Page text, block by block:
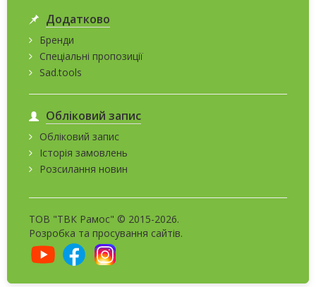
Додатково
Бренди
Спеціальні пропозиції
Sad.tools
Обліковий запис
Обліковий запис
Історія замовлень
Розсилання новин
ТОВ "ТВК Рамос" © 2015-2026.
Розробка та просування сайтів.